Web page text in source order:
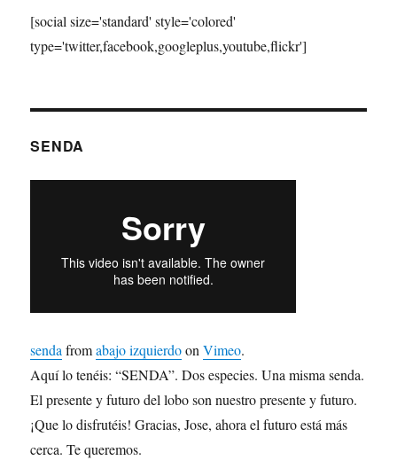
[social size='standard' style='colored'
type='twitter,facebook,googleplus,youtube,flickr']
SENDA
senda fromabajo izquierdoonVimeo.
Aquí lo tenéis: “SENDA”. Dos especies. Una misma senda.
El presente y futuro del lobo son nuestro presente y futuro.
¡Que lo disfrutéis! Gracias, Jose, ahora el futuro está más
cerca. Te queremos.